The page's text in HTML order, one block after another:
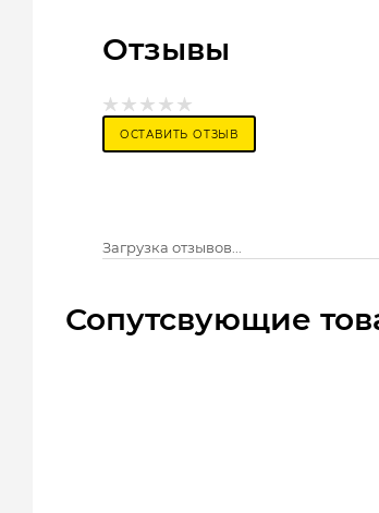
Отзывы
ОСТАВИТЬ ОТЗЫВ
Загрузка отзывов...
Сопутсвующие